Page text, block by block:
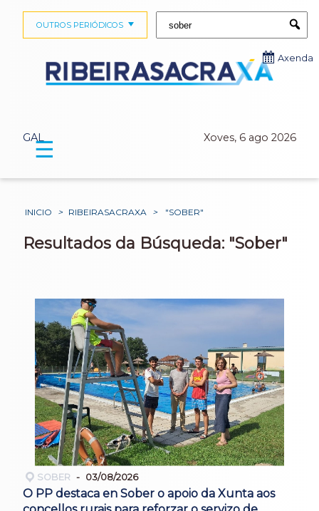
GAL Xoves, 6 ago 2026
OUTROS PERIÓDICOS
Axenda
☰
INICIO > RIBEIRASACRAXA > "SOBER"
Resultados da Búsqueda: "Sober"
SOBER 03/08/2026
O PP destaca en Sober o apoio da Xunta aos